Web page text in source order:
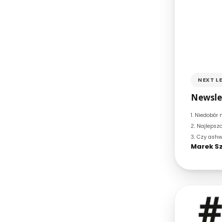
NEXT
1. Niedobór
2.
3. Czy
Marek